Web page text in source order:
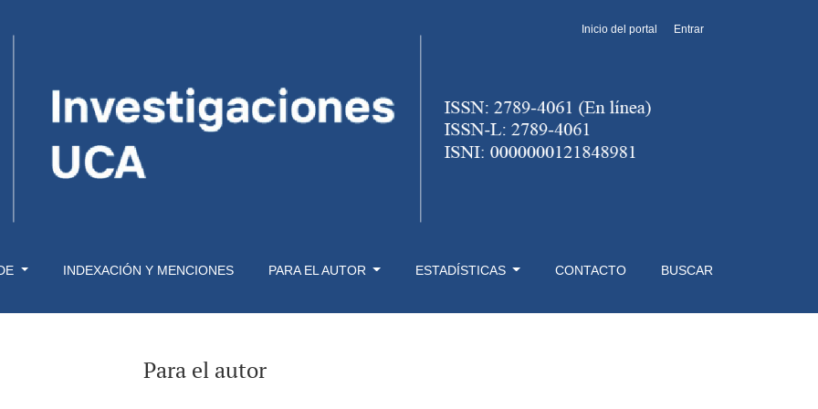
INDEXACIÓN Y MENCIONES PARA EL AUTOR ESTADÍSTICAS CONTACTO BUSCAR
Inicio del portal Entrar
Para el autor